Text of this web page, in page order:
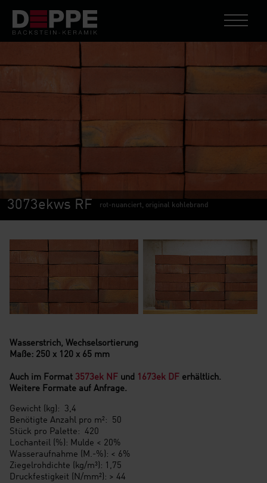
3073ekws RF rot-nuanciert, original kohlebrand
Wasserstrich, Wechselsortierung
Maße: 250 x 120 x 65 mm
Auch im Format 3573ek NF und 1673ek DF erhältlich.
Weitere Formate auf Anfrage.
Gewicht (kg): 3,4
Benötigte Anzahl pro m²: 50
Stück pro Palette: 420
Lochanteil (%): Mulde < 20%
Wasseraufnahme (M.-%): < 6%
Ziegelrohdichte (kg/m³): 1,75
Druckfestigkeit (N/mm²): > 44